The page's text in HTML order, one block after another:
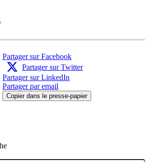
Partager sur Facebook
Partager sur Twitter
Partager sur LinkedIn
Partager par email
Copier dans le presse-papier